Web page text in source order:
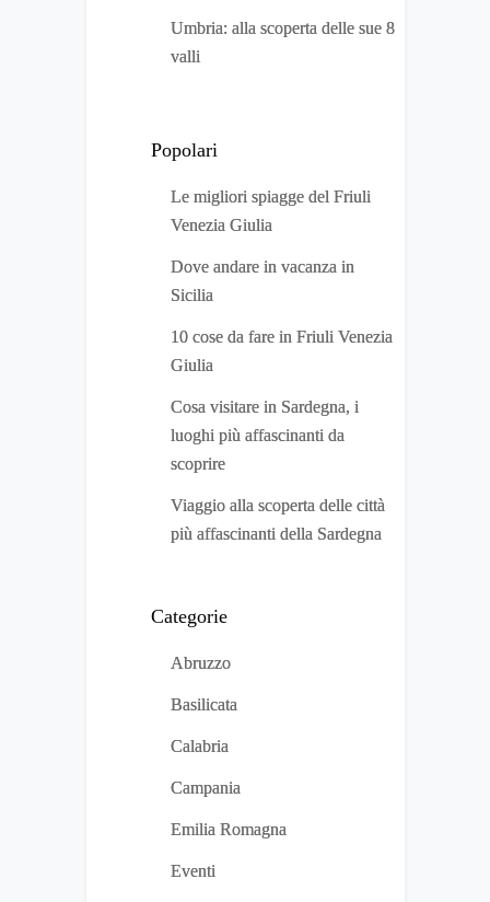
Umbria: alla scoperta delle sue 8
valli
Popolari
Le migliori spiagge del Friuli
Venezia Giulia
Dove andare in vacanza in
Sicilia
10 cose da fare in Friuli Venezia
Giulia
Cosa visitare in Sardegna, i
luoghi più affascinanti da
scoprire
Viaggio alla scoperta delle città
più affascinanti della Sardegna
Categorie
Abruzzo
Basilicata
Calabria
Campania
Emilia Romagna
Eventi